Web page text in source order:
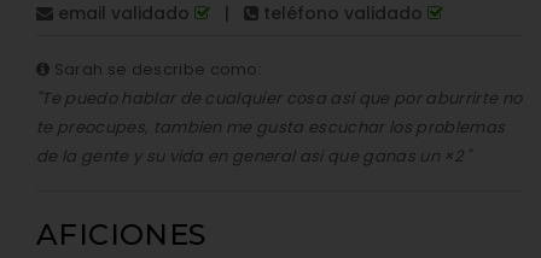
email validado | teléfono validado
Sarah se describe como:
"Te puedo hablar de cualquier cosa asi que por aburrirte no
te preocupes, tambien me gusta escuchar los problemas
de la gente y su vida en general asi que ganas un ×2 "
AFICIONES